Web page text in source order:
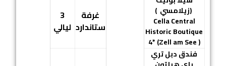
(زيلامسي )
Cella Central
Historic Boutique
4* (Zell am See )
غرفة
ستاندارد
3
ليالي
فندق دبل تري